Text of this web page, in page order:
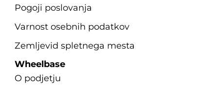
Pogoji poslovanja
Varnost osebnih podatkov
Zemljevid spletnega mesta
Wheelbase
O podjetju